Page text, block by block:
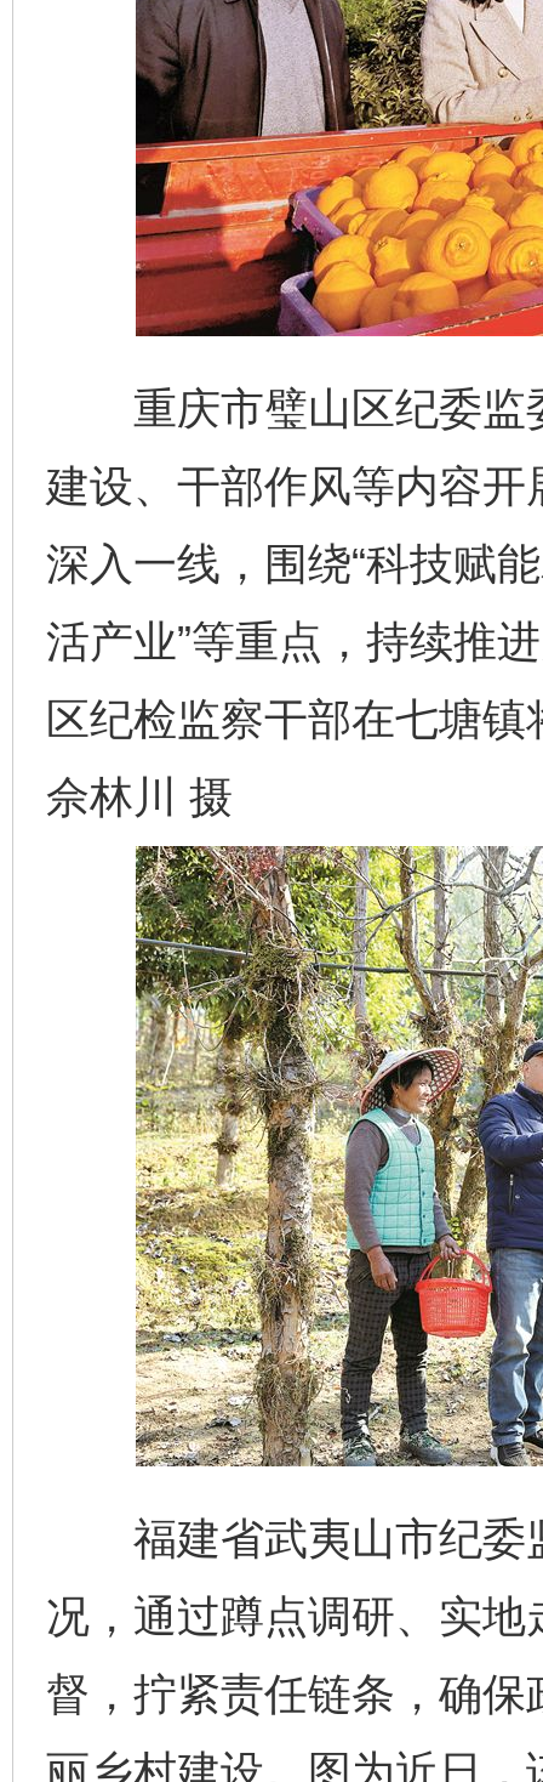
重庆市璧山区纪委监
建设、干部作风等内容
深入一线，围绕“科技赋
活产业”等重点，持续推
区纪检监察干部在七塘
佘林川 摄
福建省武夷山市纪委
况，通过蹲点调研、实
督，拧紧责任链条，确
丽乡村建设。图为近日